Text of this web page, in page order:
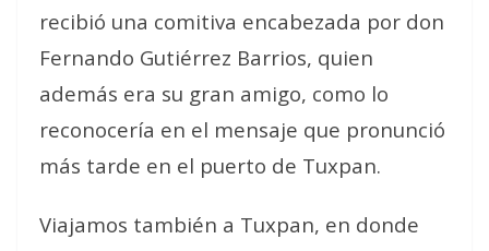
recibió una comitiva encabezada por don
Fernando Gutiérrez Barrios, quien
además era su gran amigo, como lo
reconocería en el mensaje que pronunció
más tarde en el puerto de Tuxpan.
Viajamos también a Tuxpan, en donde